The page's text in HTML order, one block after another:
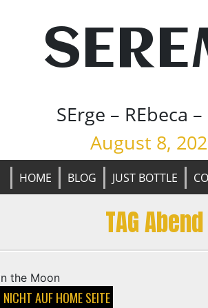
SErge – REbeca
August 8,
HOME BLOG JUST BOTTLE
TAG Abend
NICHT AUF HOME SEITE